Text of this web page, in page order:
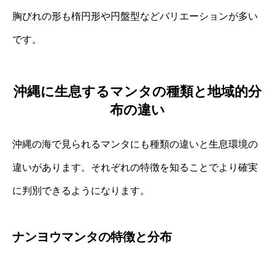
胸びれの形も楕円形や円盤型などバリエーションが多い
です。
沖縄に生息するマンタの種類と地域的分
布の違い
沖縄の海で見られるマンタにも種類の違いと生息環境の
違いがあります。それぞれの特徴を知ることでより確実
に判別できるようになります。
ナンヨウマンタの特徴と分布